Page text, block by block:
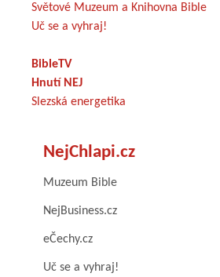
Světové Muzeum a Knihovna Bible
Uč se a vyhraj!
BibleTV
Hnutí NEJ
Slezská energetika
NejChlapi.cz
Muzeum Bible
NejBusiness.cz
eČechy.cz
Uč se a vyhraj!